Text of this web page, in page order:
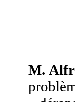
M.